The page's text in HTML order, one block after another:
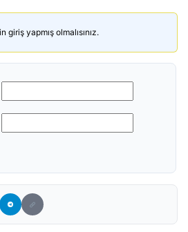
yapmış olmalısınız.